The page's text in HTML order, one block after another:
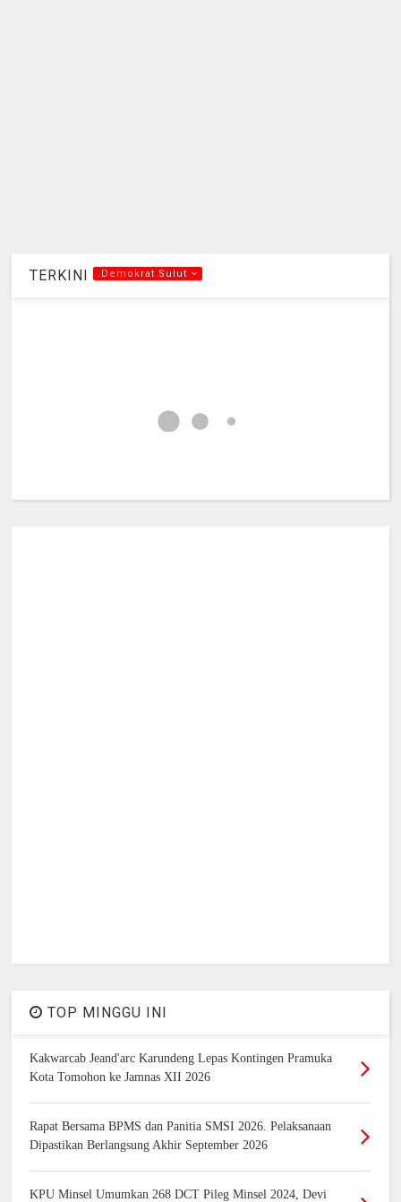
TERKINI .Demokrat Sulut
TOP MINGGU INI
Kakwarcab Jeand'arc Karundeng Lepas Kontingen Pramuka
Kota Tomohon ke Jamnas XII 2026
Rapat Bersama BPMS dan Panitia SMSI 2026. Pelaksanaan
Dipastikan Berlangsung Akhir September 2026
KPU Minsel Umumkan 268 DCT Pileg Minsel 2024, Devi